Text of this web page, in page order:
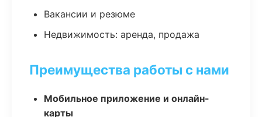
Вакансии и резюме
Недвижимость: аренда, продажа
Преимущества работы с нами
Мобильное приложение и онлайн-
карты